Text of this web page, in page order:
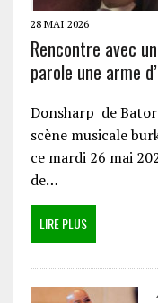
28 MAI 2026
Rencontre avec
parole une arme
Donsharp de
scène musicale
ce mardi 26 mai
de…
LIRE PLUS